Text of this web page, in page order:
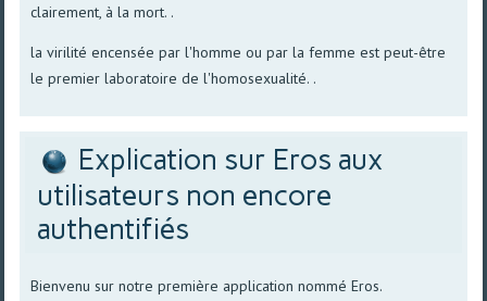
clairement, à la mort. .
la virilité encensée par l'homme ou par la femme est peut-être
le premier laboratoire de l'homosexualité. .
Explication sur Eros aux
utilisateurs non encore
authentifiés
Bienvenu sur notre première application nommé Eros.